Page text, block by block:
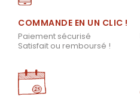
COMMANDE EN UN CLIC !
Paiement sécurisé
Satisfait ou remboursé !